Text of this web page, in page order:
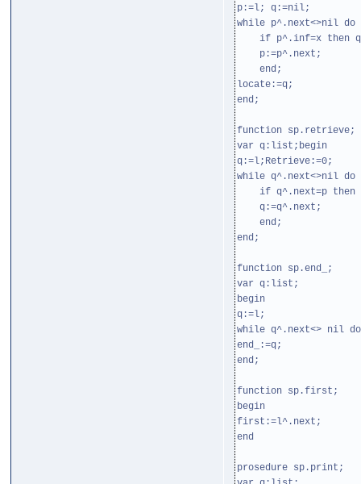
p:=l; q:=nil;
while p^.next<>nil do
if p^.inf=x then
p:=p^.next;
end;
locate:=q;
end;
function sp.retrieve;
var q:list;begin
q:=l;Retrieve:=0;
while q^.next<>nil do
if q^.next=p then
q:=q^.next;
end;
end;
function sp.end_;
var q:list;
begin
q:=l;
while q^.next<> nil
end_:=q;
end;
function sp.first;
begin
first:=l^.next;
end
prosedure sp.print;